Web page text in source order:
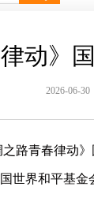
律动》
2026-06-30
路青春律动
世界和平基